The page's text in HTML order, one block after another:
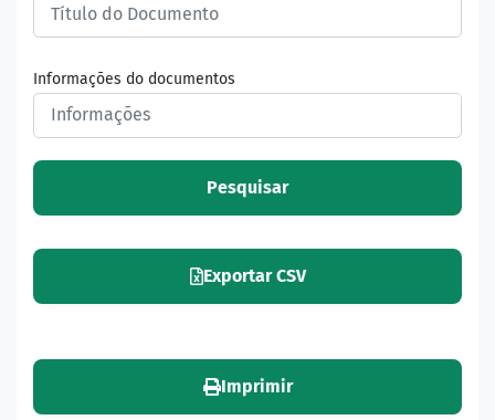
Informações do documentos
Pesquisar
Exportar CSV
Imprimir